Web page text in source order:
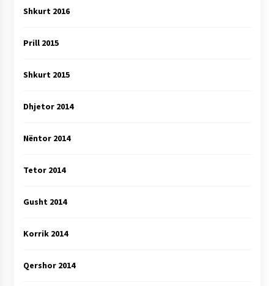
Shkurt 2016
Prill 2015
Shkurt 2015
Dhjetor 2014
Nëntor 2014
Tetor 2014
Gusht 2014
Korrik 2014
Qershor 2014